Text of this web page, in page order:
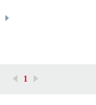
1